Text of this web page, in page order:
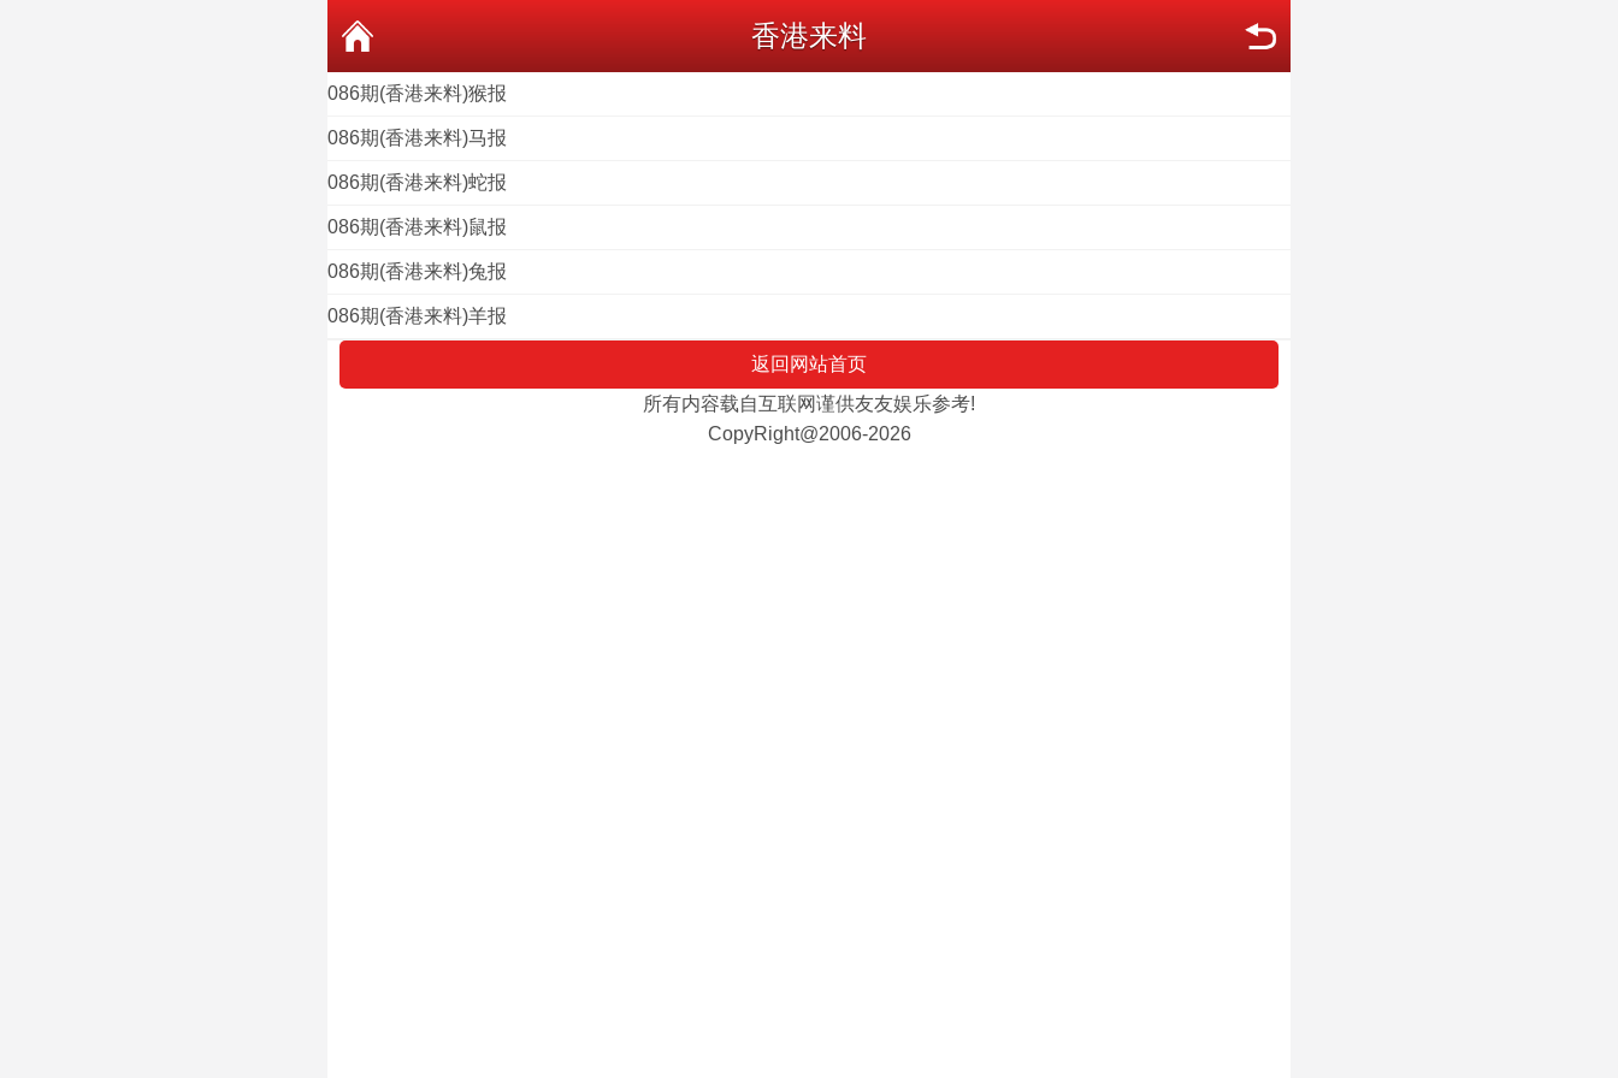
香港来料
086期(香港来料)猴报
086期(香港来料)马报
086期(香港来料)蛇报
086期(香港来料)鼠报
086期(香港来料)兔报
086期(香港来料)羊报
返回网站首页
所有内容载自互联网谨供友友娱乐参考!
CopyRight@2006-2026